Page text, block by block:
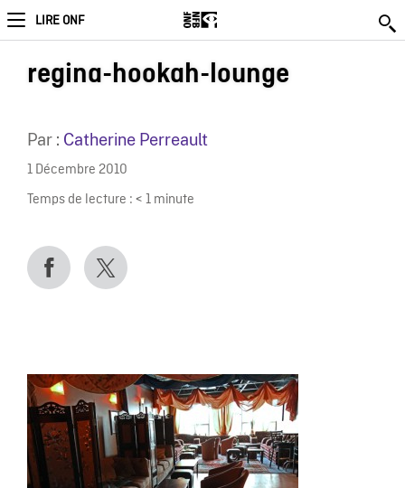
LIRE ONF
regina-hookah-lounge
Par : Catherine Perreault
1 Décembre 2010
Temps de lecture : < 1 minute